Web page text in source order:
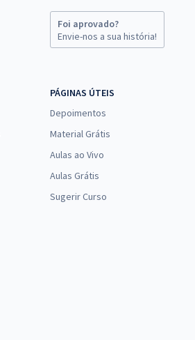
Foi aprovado?
Envie-nos a sua história!
PÁGINAS ÚTEIS
Depoimentos
Material Grátis
Aulas ao Vivo
Aulas Grátis
Sugerir Curso